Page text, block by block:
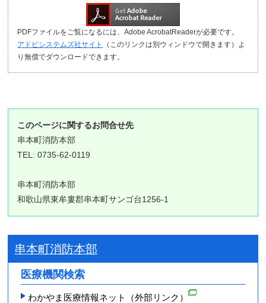
PDFファイルをご覧になるには、Adobe AcrobatReaderが必要です。
アドビシステムズ社サイト
（このリンクは別ウィンドウで開きます）よ
り無償でダウンロードできます。
このページに関するお問合せ先
串本町消防本部
TEL: 0735-62-0119
串本町消防本部
和歌山県東牟婁郡串本町サンゴ台1256-1
串本町消防本部
医療機関検索
わかやま医療情報ネット（外部リンク）